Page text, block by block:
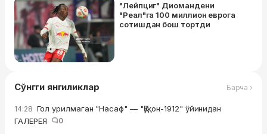
"Лейпциг" Диомандени
"Реал"га 100 миллион еврога
сотишдан бош тортди
Сўнгги янгиликлар Барча ›
14:28 Гол урилмаган "Насаф" — "Қўқон-1912" ўйинидан
ГАЛЕРЕЯ
0